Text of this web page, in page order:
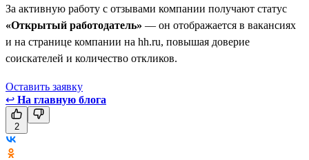
За активную работу с отзывами компании получают статус
«Открытый работодатель» — он отображается в вакансиях
и на странице компании на hh.ru, повышая доверие
соискателей и количество откликов.
Оставить заявку
↩ На главную блога
2